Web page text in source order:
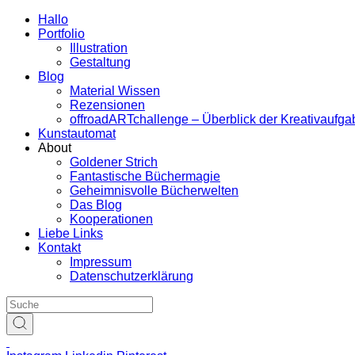
Hallo
Portfolio
Illustration
Gestaltung
Blog
Material Wissen
Rezensionen
offroadARTchallenge – Überblick der
Kunstautomat
About
Goldener Strich
Fantastische Büchermagie
Geheimnisvolle Bücherwelten
Das Blog
Kooperationen
Liebe Links
Kontakt
Impressum
Datenschutzerklärung